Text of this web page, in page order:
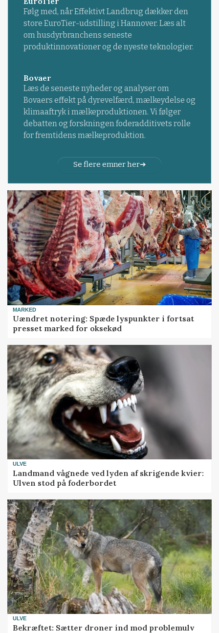
Følg med, når Effektivt Landbrug dækker den
store EuroTier-udstilling i Hannover. Læs alt
om husdyrbranchens seneste
produktinnovationer og de nyeste teknologier.
Bovaer
Læs de seneste nyheder og analyser om
Bovaers effekt på dyrevelfærd, mælkeydelse og
klimaaftryk i mælkeproduktionen. Vi følger
debatten og forskningen foderadditivets rolle
for fremtidens mælkeproduktion.
Se flere emner her
MARKED
Uændret notering: Spæde lyspunkter i fortsat
presset marked for oksekød
ULVE
Landmand vågnede ved lyden af skrigende kvier:
Ulven stod på foderbordet
ULVE
Bekræftet: Sætter droner ind mod problemulv